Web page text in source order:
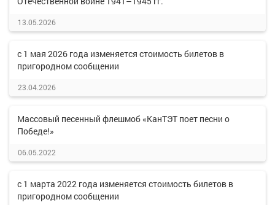
13.05.2026
с 1 мая 2026 года изменяется стоимость билетов в
пригородном сообщении
23.04.2026
Массовый песенный флешмоб «КанТЭТ поет песни о
Победе!»
06.05.2022
с 1 марта 2022 года изменяется стоимость билетов в
пригородном сообщении